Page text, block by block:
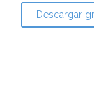
Descargar